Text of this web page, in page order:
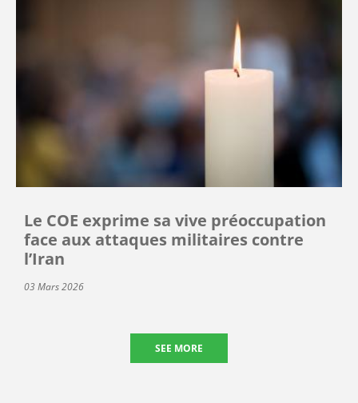
Le COE exprime sa vive préoccupation
face aux attaques militaires contre
l’Iran
03 Mars 2026
SEE MORE